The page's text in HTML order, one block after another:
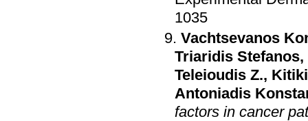
1035
Vachtsevanos
Triaridis Stefanos,
Teleioudis Z.,
Antoniadis
factors in cancer